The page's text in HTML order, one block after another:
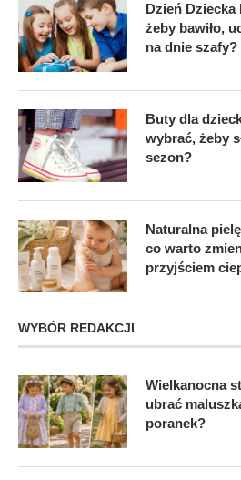
Dzień
żeby bawiło,
na dnie szafy?
Buty dla
wybrać, żeby
sezon?
Naturalna
co warto
przyjściem
WYBÓR REDAKCJI
Wielkanocna
ubrać
poranek?